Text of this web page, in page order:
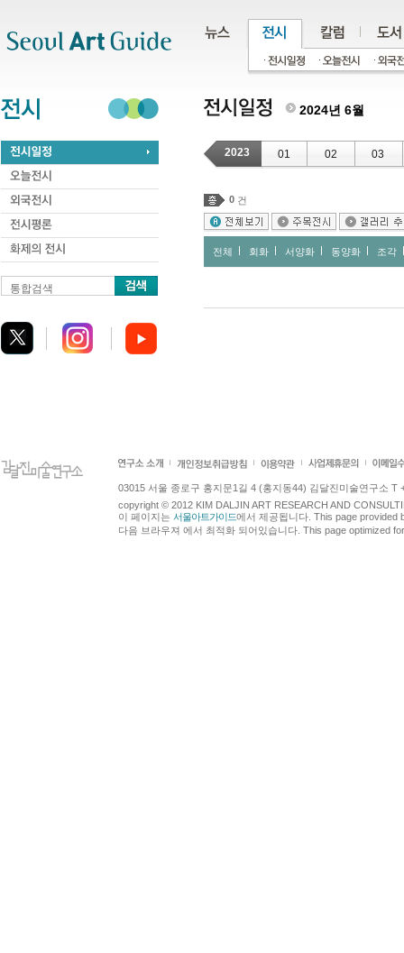
통합검색
2024년 6월
2023 01 02 03
0 건
전체 회화 서양화 동양화 조각
03015 서울 종로구 홍지문1길 4 (홍지동44) 김달진미술연구소 T
copyright © 2012 KIM DALJIN ART RESEARCH AND
이 페이지는 서울아트가이드에서 제공됩니다. This page provided
다음 브라우져 에서 최적화 되어있습니다. This page optimized